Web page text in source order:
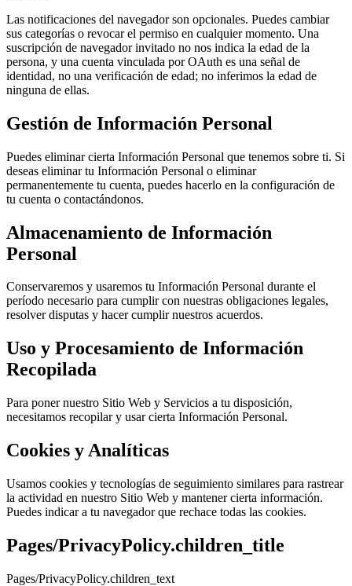
Las notificaciones del navegador son opcionales. Puedes cambiar
sus categorías o revocar el permiso en cualquier momento. Una
suscripción de navegador invitado no nos indica la edad de la
persona, y una cuenta vinculada por OAuth es una señal de
identidad, no una verificación de edad; no inferimos la edad de
ninguna de ellas.
Gestión de Información Personal
Puedes eliminar cierta Información Personal que tenemos sobre ti. Si
deseas eliminar tu Información Personal o eliminar
permanentemente tu cuenta, puedes hacerlo en la configuración de
tu cuenta o contactándonos.
Almacenamiento de Información
Personal
Conservaremos y usaremos tu Información Personal durante el
período necesario para cumplir con nuestras obligaciones legales,
resolver disputas y hacer cumplir nuestros acuerdos.
Uso y Procesamiento de Información
Recopilada
Para poner nuestro Sitio Web y Servicios a tu disposición,
necesitamos recopilar y usar cierta Información Personal.
Cookies y Analíticas
Usamos cookies y tecnologías de seguimiento similares para rastrear
la actividad en nuestro Sitio Web y mantener cierta información.
Puedes indicar a tu navegador que rechace todas las cookies.
Pages/PrivacyPolicy.children_title
Pages/PrivacyPolicy.children_text